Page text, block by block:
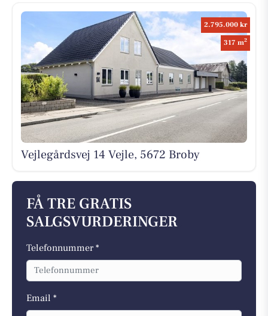
2.795.000 kr
317 m2
Vejlegårdsvej 14 Vejle, 5672 Broby
FÅ TRE GRATIS
SALGSVURDERINGER
Telefonnummer *
Email *